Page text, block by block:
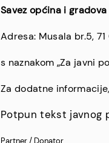
Savez općina i
Adresa: Musala br.5,
s naznakom „Za javni
Za dodatne
Potpun tekst javnog